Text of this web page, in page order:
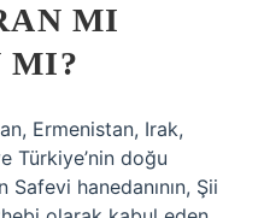
MI
MI?
Ermenistan, Irak,
Türkiye’nin doğu
Safevi hanedanının, Şii